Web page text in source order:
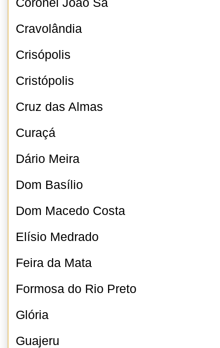
Coronel João Sá
Cravolândia
Crisópolis
Cristópolis
Cruz das Almas
Curaçá
Dário Meira
Dom Basílio
Dom Macedo Costa
Elísio Medrado
Feira da Mata
Formosa do Rio Preto
Glória
Guajeru